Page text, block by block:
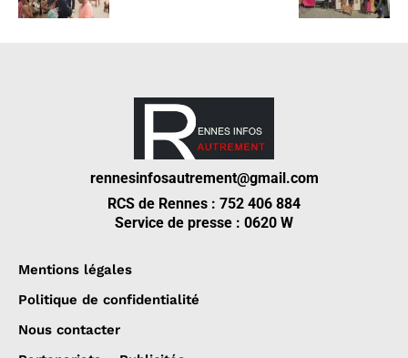
rennesinfosautrement@gmail.com
RCS de Rennes : 752 406 884
Service de presse : 0620 W
Mentions légales
Politique de confidentialité
Nous contacter